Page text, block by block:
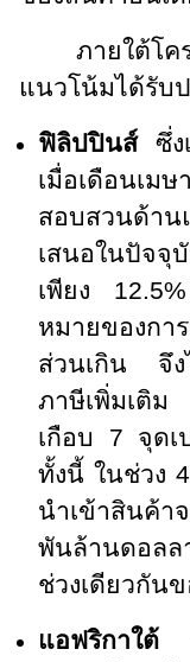
ภายใต้โ
แนวโน้มได้รับ
ฟิลิปปินส์ซึ่ง
เมื่อเดือน
สอบสวนด้าน
เสนอในปัจ
เพียง
หมายของกา
ส่วนเกิน จึงไ
ภาษีเพิ่มเติ
เกือบ 7 จุดเ
ทั้งนี้ ในช่วง
นำเข้าสินค้า
พันล้านดอลล
ช่วงเดียวกัน
แอฟริกาใต้